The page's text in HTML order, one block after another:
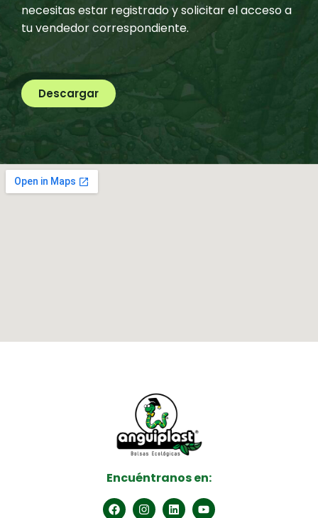
necesitas estar registrado y solicitar el acceso a
tu vendedor correspondiente.
Descargar
Encuéntranos en: